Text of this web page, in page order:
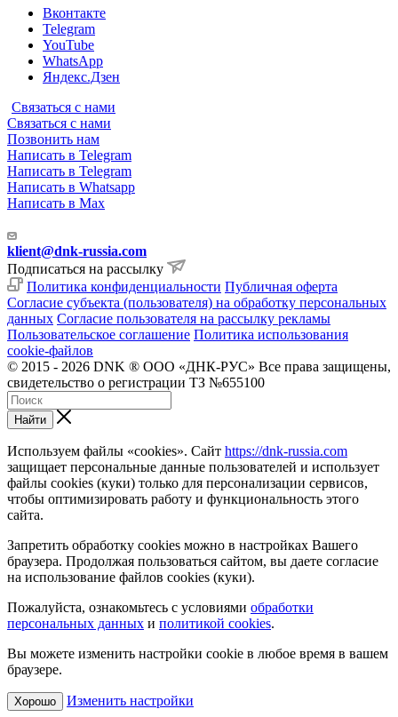
Вконтакте
Telegram
YouTube
WhatsApp
Яндекс.Дзен
Связаться с нами
Связаться с нами
Позвонить нам
Написать в Telegram
Написать в Telegram
Написать в Whatsapp
Написать в Max
klient@dnk-russia.com
Подписаться на рассылку
Политика конфиденциальности Публичная оферта
Согласие субъекта (пользователя) на обработку персональных
данных Согласие пользователя на рассылку рекламы
Пользовательское соглашение Политика использования
cookie-файлов
© 2015 - 2026 DNK ® ООО «ДНК-РУС» Все права защищены,
свидетельство о регистрации ТЗ №655100
Найти
Используем файлы «cookies». Сайт https://dnk-russia.com
защищает персональные данные пользователей и использует
файлы cookies (куки) только для персонализации сервисов,
чтобы оптимизировать работу и функциональность этого
сайта.
Запретить обработку cookies можно в настройках Вашего
браузера. Продолжая пользоваться сайтом, вы даете согласие
на использование файлов cookies (куки).
Пожалуйста, ознакомьтесь с условиями обработки
персональных данных и политикой cookies.
Вы можете изменить настройки cookie в любое время в вашем
браузере.
Хорошо Изменить настройки